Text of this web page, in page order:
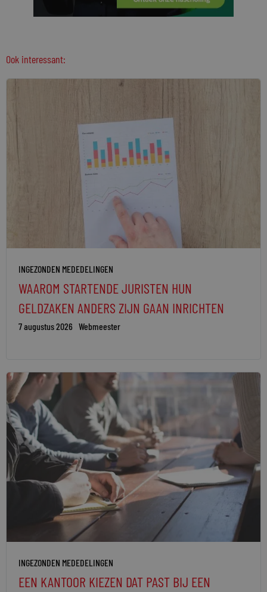
Ook interessant:
INGEZONDEN MEDEDELINGEN
WAAROM STARTENDE JURISTEN HUN
GELDZAKEN ANDERS ZIJN GAAN INRICHTEN
7 augustus 2026 Webmeester
INGEZONDEN MEDEDELINGEN
EEN KANTOOR KIEZEN DAT PAST BIJ EEN